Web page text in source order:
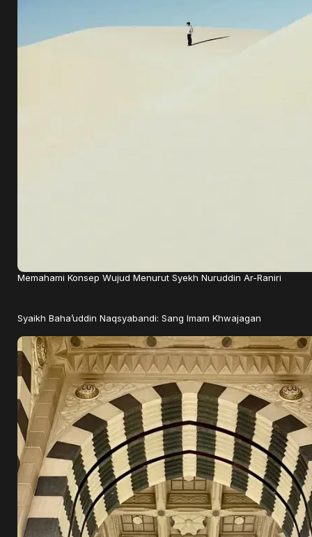
Memahami Konsep Wujud Menurut Syekh Nuruddin Ar-Raniri
Syaikh Baha’uddin Naqsyabandi: Sang Imam Khwajagan